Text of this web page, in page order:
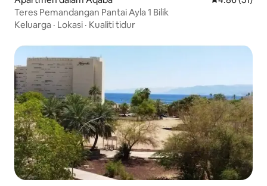
Teres Pemandangan Pantai Ayla 1 Bilik
Keluarga · Lokasi · Kualiti tidur